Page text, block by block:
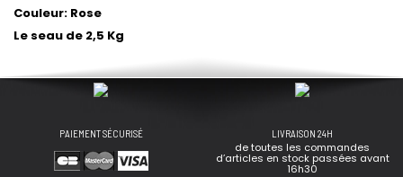
Couleur: Rose
Le seau de 2,5 Kg
PAIEMENT SÉCURISÉ LIVRAISON 24H
de toutes les commandes
d’articles en stock passées avant
16h30